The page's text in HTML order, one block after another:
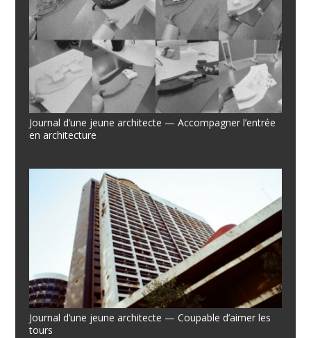
Journal d’une jeune architecte — Accompagner l’entrée
en architecture
Journal d’une jeune architecte — Coupable d’aimer les
tours